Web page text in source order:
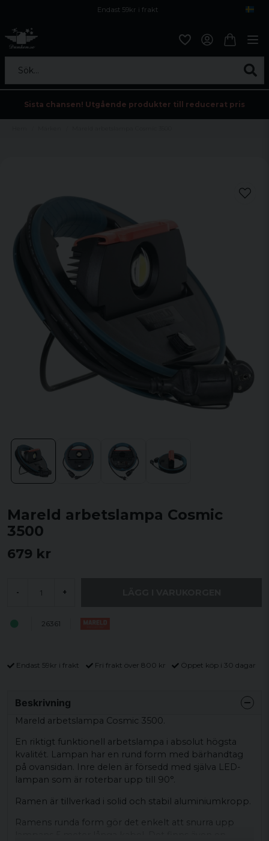
Endast 59kr i frakt
Sök...
Sista chansen! Utgående produkter till reducerat pris
Mareld arbetslampa Cosmic
3500
679 kr
- +
26361
Endast 59kr i frakt Fri frakt över 800 kr Öppet köp i 30 dagar
Beskrivning
Mareld arbetslampa Cosmic 3500.
En riktigt funktionell arbetslampa i absolut högsta
kvalitét. Lampan har en rund form med bärhandtag
på ovansidan. Inre delen är försedd med själva LED-
lampan som är roterbar upp till 90°.
Ramen är tillverkad i solid och stabil aluminiumkropp.
Ramens runda form gör det enkelt att snurra upp